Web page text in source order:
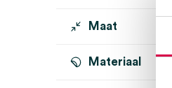
Maat
Materiaal